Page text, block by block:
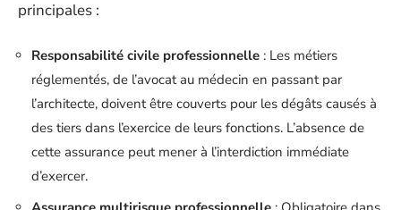
principales :
Responsabilité civile professionnelle : Les métiers
réglementés, de l’avocat au médecin en passant par
l’architecte, doivent être couverts pour les dégâts causés à
des tiers dans l’exercice de leurs fonctions. L’absence de
cette assurance peut mener à l’interdiction immédiate
d’exercer.